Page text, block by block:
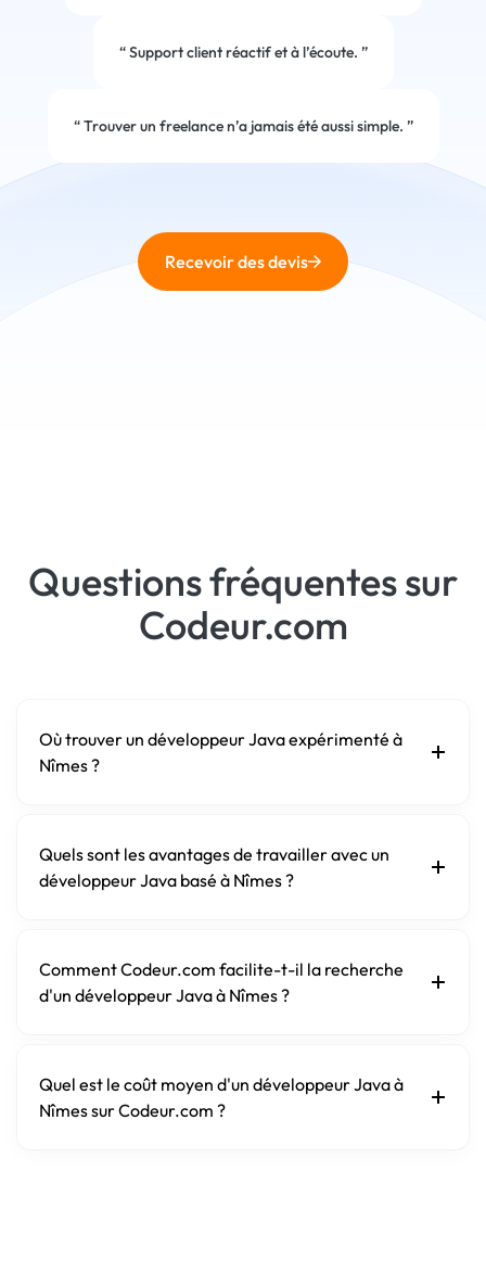
“Support client réactif et à l’écoute. ”
“Trouver un freelance n’a jamais été aussi simple. ”
Recevoir des devis
Questions fréquentes sur
Codeur.com
Où trouver un développeur Java expérimenté à
Nîmes ?
Quels sont les avantages de travailler avec un
développeur Java basé à Nîmes ?
Comment Codeur.com facilite-t-il la recherche
d'un développeur Java à Nîmes ?
Quel est le coût moyen d'un développeur Java à
Nîmes sur Codeur.com ?